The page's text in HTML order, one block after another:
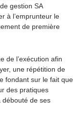
gestion SA
à l’emprunteur le
de première
de l’exécution afin
une répétition de
fondant sur le fait que
des pratiques
débouté de ses